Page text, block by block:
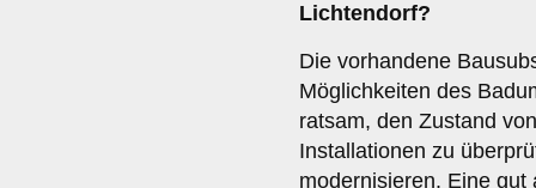
Lichtendorf?
Die vorhandene
Möglichkeiten des
ratsam, den Zustand
Installationen zu
modernisieren. Eine